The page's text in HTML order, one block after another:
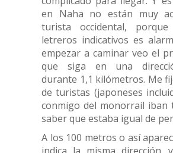
en Naha no están muy
turista occidental,
letreros indicativos es
empezar a caminar veo el
que siga en una
durante 1,1 kilómetros. Me
de turistas (japoneses
conmigo del monorrail iban
saber que estaba igual de
A los 100 metros o así